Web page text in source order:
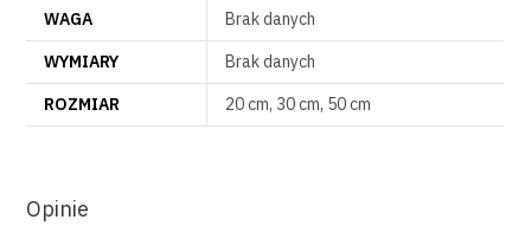
WAGA
Brak danych
WYMIARY
Brak danych
ROZMIAR
20 cm, 30 cm, 50 cm
Opinie